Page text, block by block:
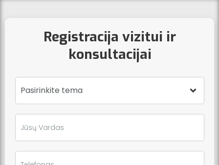
Registracija vizitui ir
konsultacijai